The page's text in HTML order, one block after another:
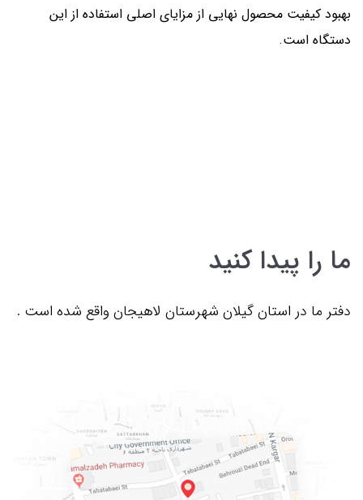
بهبود کیفیت محصول نهایی از مزایای اصلی استفاده از این
دستگاه است.
ما را پیدا کنید
دفتر ما در استان گیلان شهرستان لاهیجان واقع شده است .